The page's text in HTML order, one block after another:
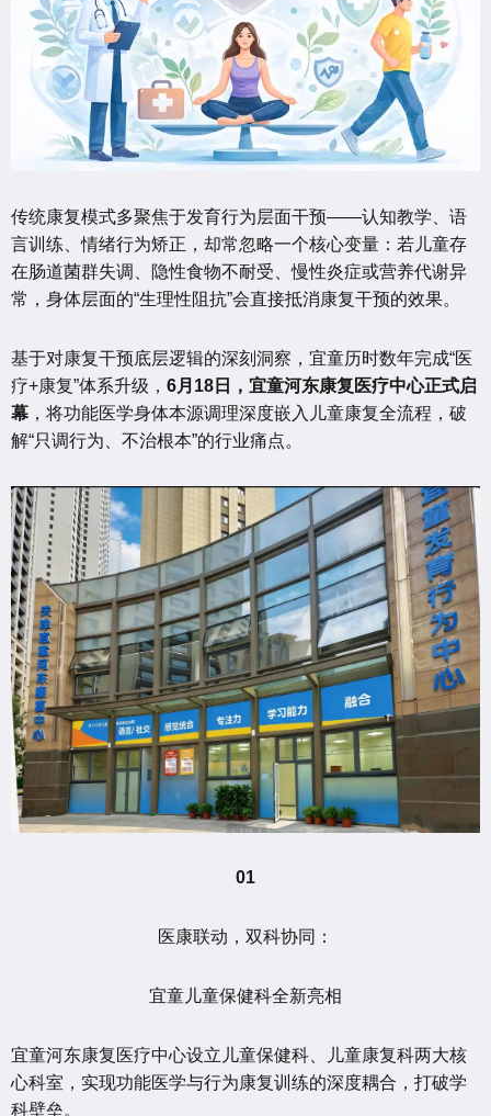
传统康复模式多聚焦于发育行为层面干预——认知教学、语
言训练、情绪行为矫正，却常忽略一个核心变量：若儿童存
在肠道菌群失调、隐性食物不耐受、慢性炎症或营养代谢异
常，身体层面的“生理性阻抗”会直接抵消康复干预的效果。
基于对康复干预底层逻辑的深刻洞察，宜童历时数年完成“医
疗+康复”体系升级， 6月18日，宜童河东康复医疗中心正式启
幕 ，将功能医学身体本源调理深度嵌入儿童康复全流程，破
解“只调行为、不治根本”的行业痛点。
01
医康联动，双科协同：
宜童儿童保健科全新亮相
宜童河东康复医疗中心设立儿童保健科、儿童康复科两大核
心科室，实现功能医学与行为康复训练的深度耦合，打破学
科壁垒。